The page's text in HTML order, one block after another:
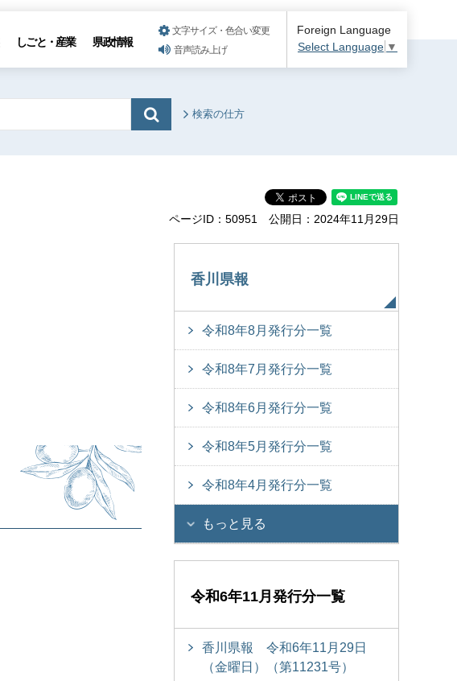
しごと・産業 県政情報
文字サイズ・色合い変更
音声読み上げ
Foreign Language
Select Language ▼
検索の仕方
ページID：50951 公開日：2024年11月29日
香川県報
令和8年8月発行分一覧
令和8年7月発行分一覧
令和8年6月発行分一覧
令和8年5月発行分一覧
令和8年4月発行分一覧
もっと見る
令和6年11月発行分一覧
香川県報 令和6年11月29日
（金曜日）（第11231号）